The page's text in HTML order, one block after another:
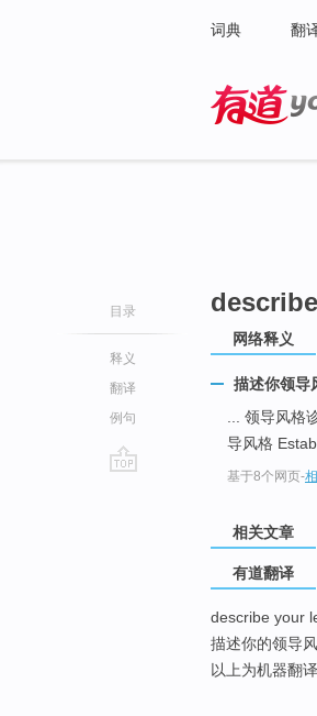
词典 翻
目录
释义
翻译
例句
网络释义
描述你领导
... 领导风格
导风格
基于8个网页-
相关文章
有道翻译
describe your
描述你的领导
以上为机器翻